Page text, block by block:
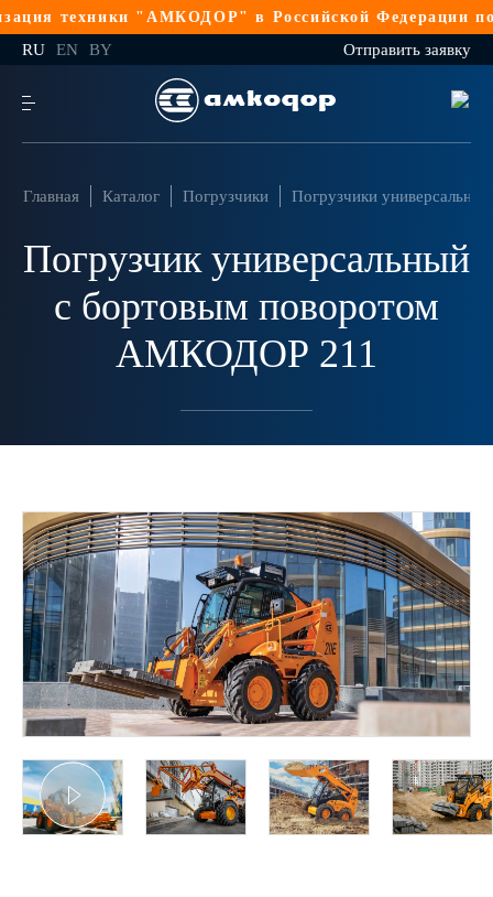
техники "АМКОДОР" в Российской Федерации по 44-
RU EN BY Отправить заявку
Главная Каталог Погрузчики Погрузчики
Погрузчик универсальный
с бортовым поворотом
АМКОДОР 211